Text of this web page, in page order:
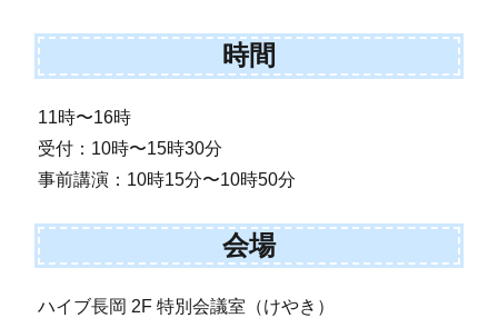
時間
11時〜16時
受付：10時〜15時30分
事前講演：10時15分〜10時50分
会場
ハイブ長岡 2F 特別会議室（けやき）